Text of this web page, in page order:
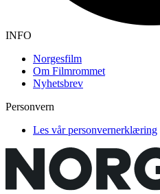
INFO
Norgesfilm
Om Filmrommet
Nyhetsbrev
Personvern
Les vår personvernerklæring